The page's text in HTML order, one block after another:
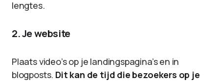
lengtes.
2. Je website
Plaats video’s op je landingspagina’s en in
blogposts. Dit kan de tijd die bezoekers op je